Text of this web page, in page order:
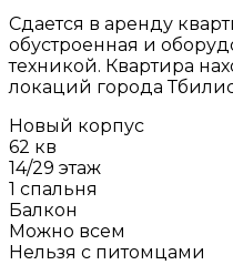
Сдается в аренду
обустроенная и
техникой. Квартира
локаций города
Новый корпус
62 кв
14/29 этаж
1 спальня
Балкон
Можно всем
Нельзя с питомцами